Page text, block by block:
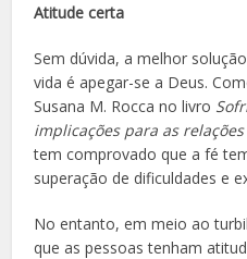
Atitude certa
Sem dúvida, a melhor
vida é apegar-se a Deus.
Susana M. Rocca no livro
implicações para as
tem comprovado que a fé
superação de dificuldades e
No entanto, em meio ao
que as pessoas tenham